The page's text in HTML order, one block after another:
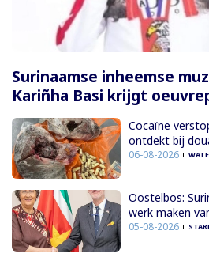
Surinaamse inheemse
Kariñha Basi krijgt
Cocaïne
ontdekt bij
06-08-2026
Oostelbos:
werk maken
05-08-2026